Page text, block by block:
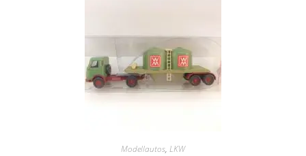
Modellautos, LKW